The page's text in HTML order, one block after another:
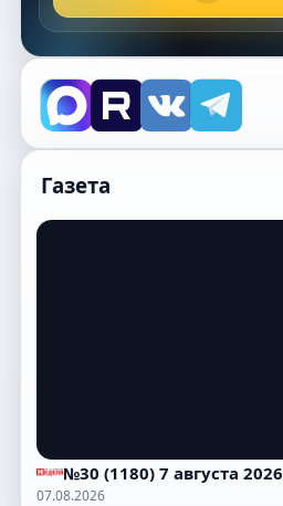
Газета
№30 (1180) 7 августа 2026
07.08.2026